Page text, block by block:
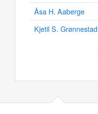
Åsa H. Aaberge
Kjetil S. Grønnestad